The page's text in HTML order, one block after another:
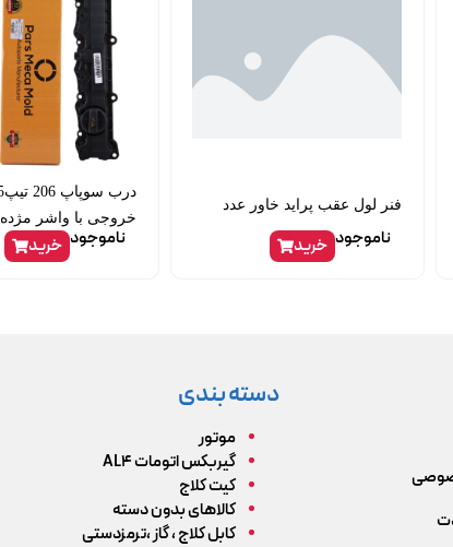
فنر لول عقب پراید خاور عدد
ناموجود خرید
خروجی با واشر مژده
ناموجود خرید
دسته بندی
موتور
گیربکس اتومات AL4
کیت کلاج
کالاهای بدون دسته
کابل کلاج ، گاز ،ترمزدستی